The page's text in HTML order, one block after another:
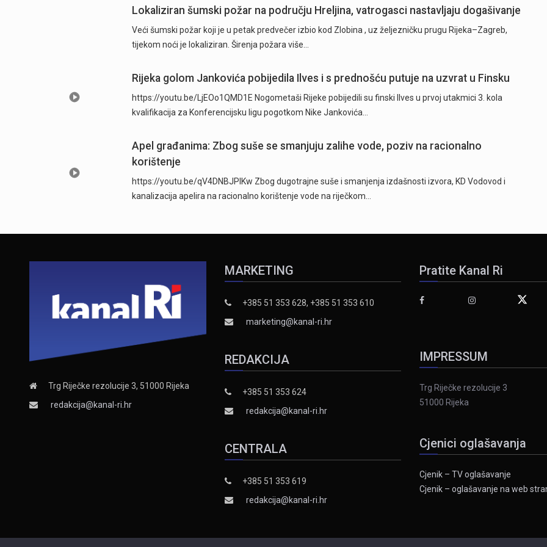
Lokaliziran šumski požar na području Hreljina, vatrogasci nastavljaju dogašivanje
Veći šumski požar koji je u petak predvečer izbio kod Zlobina , uz željezničku prugu Rijeka–Zagreb,
tijekom noći je lokaliziran. Širenja požara više…
Rijeka golom Jankovića pobijedila Ilves i s prednošću putuje na uzvrat u Finsku
https://youtu.be/LjEOo1QMD1E Nogometaši Rijeke pobijedili su finski Ilves u prvoj utakmici 3. kola
kvalifikacija za Konferencijsku ligu pogotkom Nike Jankovića…
Apel građanima: Zbog suše se smanjuju zalihe vode, poziv na racionalno
korištenje
https://youtu.be/qV4DNBJPlKw Zbog dugotrajne suše i smanjenja izdašnosti izvora, KD Vodovod i
kanalizacija apelira na racionalno korištenje vode na riječkom…
Trg Riječke rezolucije 3, 51000 Rijeka
redakcija@kanal-ri.hr
MARKETING
+385 51 353 628, +385 51 353 610
marketing@kanal-ri.hr
REDAKCIJA
+385 51 353 624
redakcija@kanal-ri.hr
CENTRALA
+385 51 353 619
redakcija@kanal-ri.hr
Pratite Kanal Ri
IMPRESSUM
Trg Riječke rezolucije 3
51000 Rijeka
Cjenici oglašavanja
Cjenik – TV oglašavanje
Cjenik – oglašavanje na web